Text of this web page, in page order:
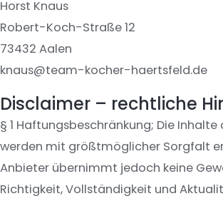
Horst Knaus
Robert-Koch-Straße 12
73432 Aalen
knaus@team-kocher-haertsfeld.de
Disclaimer – rechtliche
§ 1 Haftungsbeschränkung; Die Inhalte
werden mit größtmöglicher Sorgfalt
Anbieter übernimmt jedoch keine
Richtigkeit, Vollständigkeit und